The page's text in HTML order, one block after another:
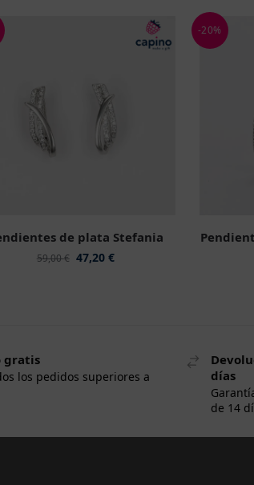
de plata Stefania
59,00€ 47,20 €
-20%
gratis
los pedidos superiores a
días
de 14